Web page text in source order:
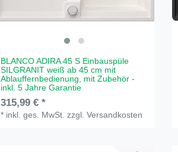
BLANCO ADIRA 45 S Einbauspüle
SILGRANIT weiß ab 45 cm mit
Ablauffernbedienung, mit Zubehör -
inkl. 5 Jahre Garantie
315,99 € *
* inkl. ges. MwSt. zzgl.Versandkosten